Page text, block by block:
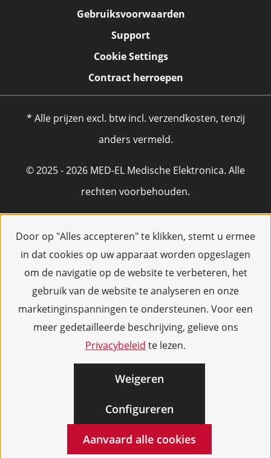
Door op "Alles accepteren" te klikken, stemt u ermee
in dat cookies op uw apparaat worden opgeslagen
om de navigatie op de website te verbeteren, het
gebruik van de website te analyseren en onze
marketinginspanningen te ondersteunen. Voor een
meer gedetailleerde beschrijving, gelieve ons
Privacybeleid te lezen.
Weigeren
Configureren
Aanvaard alle cookies
Gebruiksvoorwaarden
Support
Cookie Settings
Contract herroepen
* Alle prijzen excl. btw incl. verzendkosten, tenzij
anders vermeld.
© 2025 - 2026 MED-EL Medische Elektronica. Alle
rechten voorbehouden.